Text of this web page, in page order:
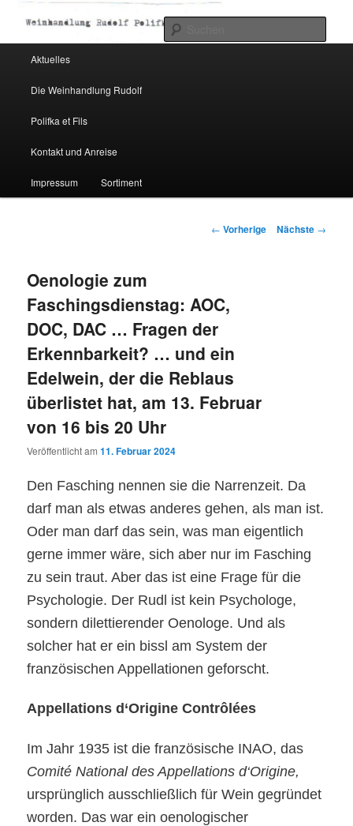
Weinhandlung Rudolf Polifka
Zum Inhalt wechseln
Aktuelles
Die Weinhandlung Rudolf
Polifka et Fils
Kontakt und Anreise
Impressum Sortiment
Artikelnavigation
← Vorherige Nächste →
Oenologie zum
Faschingsdienstag: AOC,
DOC, DAC … Fragen der
Erkennbarkeit? … und ein
Edelwein, der die Reblaus
überlistet hat, am 13. Februar
von 16 bis 20 Uhr
Veröffentlicht am11. Februar 2024
Den Fasching nennen sie die Narrenzeit. Da
darf man als etwas anderes gehen, als man ist.
Oder man darf das sein, was man eigentlich
gerne immer wäre, sich aber nur im Fasching
zu sein traut. Aber das ist eine Frage für die
Psychologie. Der Rudl ist kein Psychologe,
sondern dilettierender Oenologe. Und als
solcher hat er ein bissl am System der
französischen Appellationen geforscht.
Appellations d‘Origine Contrôlées
Im Jahr 1935 ist die französische INAO, das
Comité National des Appellations d‘Origine,
ursprünglich ausschließlich für Wein gegründet
worden. Das war ein oenologischer